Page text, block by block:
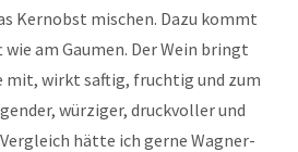
Kernobst mischen. Dazu kommt
am Gaumen. Der Wein bringt
mit, wirkt saftig, fruchtig und zum
würziger, druckvoller und
hätte ich gerne Wagner-